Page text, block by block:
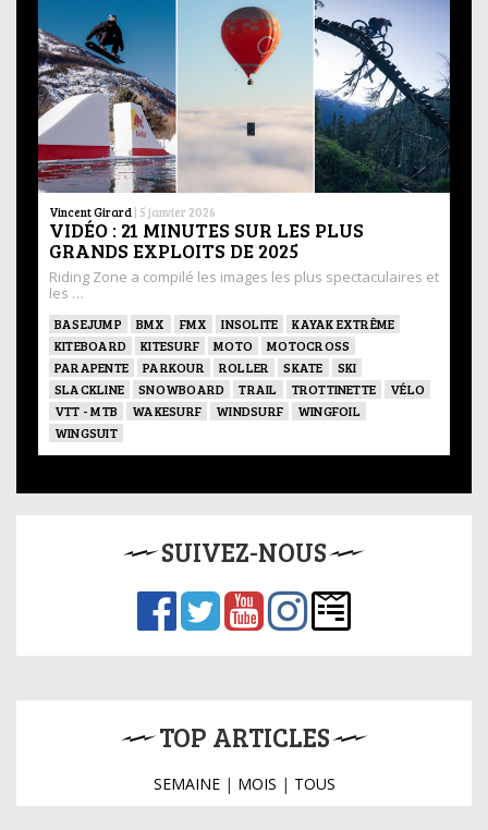
Vincent Girard | 5 janvier 2026
VIDÉO : 21 MINUTES SUR LES PLUS
GRANDS EXPLOITS DE 2025
Riding Zone a compilé les images les plus spectaculaires et
les …
BASEJUMP BMX FMX INSOLITE
KAYAK EXTRÊME
KITEBOARD
KITESURF MOTO
MOTOCROSS
PARAPENTE
PARKOUR ROLLER SKATE
SKI
SLACKLINE
SNOWBOARD TRAIL TROTTINETTE
VÉLO
VTT - MTB
WAKESURF WINDSURF
WINGFOIL
WINGSUIT
SUIVEZ-NOUS
TOP ARTICLES
SEMAINE| MOIS | TOUS